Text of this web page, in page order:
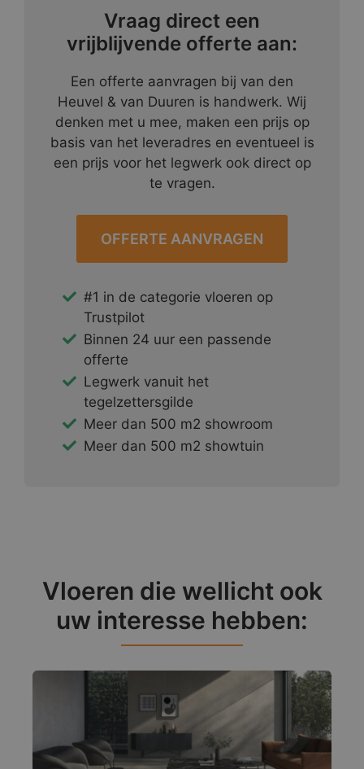
Vraag direct een
vrijblijvende offerte aan:
Een offerte aanvragen bij van den
Heuvel & van Duuren is handwerk. Wij
denken met u mee, maken een prijs op
basis van het leveradres en eventueel is
een prijs voor het legwerk ook direct op
te vragen.
OFFERTE AANVRAGEN
#1 in de categorie vloeren op
Trustpilot
Binnen 24 uur een passende
offerte
Legwerk vanuit het
tegelzettersgilde
Meer dan 500 m2 showroom
Meer dan 500 m2 showtuin
Vloeren die wellicht ook
uw interesse hebben: